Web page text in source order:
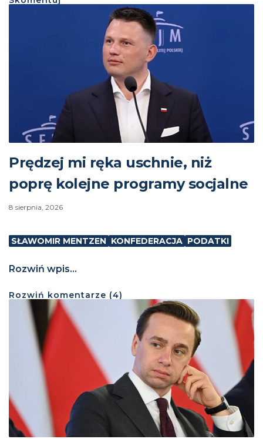
Prędzej mi ręka uschnie, niż
poprę kolejne programy socjalne
8 sierpnia, 2026
SŁAWOMIR MENTZEN KONFEDERACJA PODATKI
Rozwiń wpis...
Rozwiń komentarze (4)